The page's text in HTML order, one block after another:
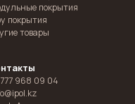
покрытия
покрытия
товары
968 09 04